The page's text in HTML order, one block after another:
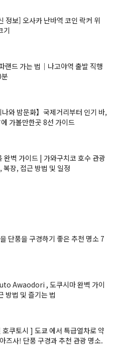
정보] 오사카 난바역 코인 락커 위
기
랜드 가는 법｜나고야역 출발 직행
나와 밤문화】국제거리부터 인기 바,
가볼만한곳 8선 가이드
완벽 가이드 | 가와구치코 호수 관광
복장, 접근 방법 및 일정
단풍을 구경하기 좋은 추천 명소 7
Awaodori , 도쿠시마 완벽 가이
방법 및 즐기는 법
호쿠토시 ] 도쿄 에서 특급열차로 약
즈사! 단풍 구경과 추천 관광 명소.